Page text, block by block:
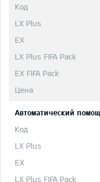
Автоматический